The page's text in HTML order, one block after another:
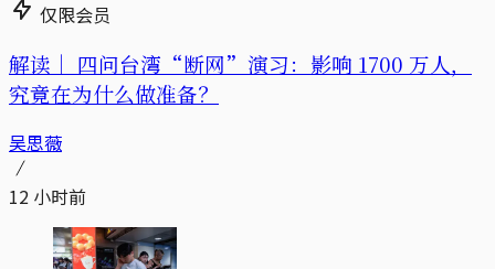
仅限会员
解读｜ 四问台湾“断网”演习：影响 1700 万人，
究竟在为什么做准备？
吴思薇
12 小时前